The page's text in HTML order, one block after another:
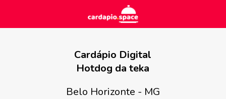
Cardápio Digital
Hotdog da teka
Belo Horizonte - MG